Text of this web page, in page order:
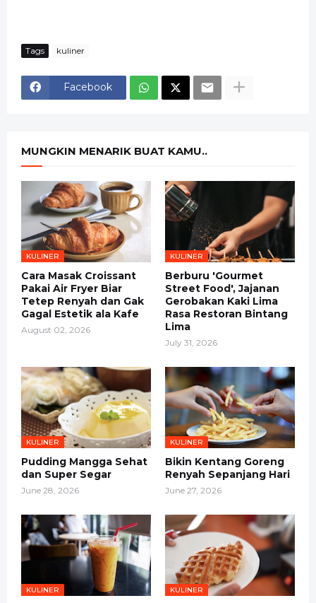
Tags kuliner
Facebook
MUNGKIN MENARIK BUAT KAMU..
KULINER
Cara Masak Croissant
Pakai Air Fryer Biar
Tetep Renyah dan Gak
Gagal Estetik ala Kafe
August 02, 2026
KULINER
Berburu 'Gourmet
Street Food', Jajanan
Gerobakan Kaki Lima
Rasa Restoran Bintang
Lima
July 31, 2026
KULINER
Pudding Mangga Sehat
dan Super Segar
June 28, 2026
KULINER
Bikin Kentang Goreng
Renyah Sepanjang Hari
June 27, 2026
KULINER KULINER